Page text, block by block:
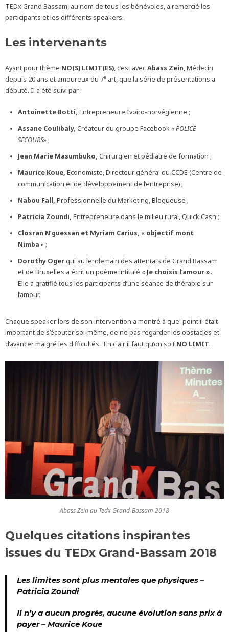
TEDx Grand Bassam, au nom de tous les bénévoles, a remercié les
participants et les différents speakers.
Les intervenants
Ayant pour thème NO(S) LIMIT(ES), c’est avecAbass Zein, Médecin
depuis 20 ans et amoureux du 7e art, que la série de présentations a
débuté. Il a été suivi par :
Antoinette Botti, Entrepreneure Ivoiro-norvégienne ;
Assane Coulibaly, Créateur du groupe Facebook« POLICE
SECOURS» ;
Jean Marie Masumbuko, Chirurgien et pédiatre de formation ;
Maurice Koue, Economiste, Directeur général du CCDE (Centre de
communication et de développement de l’entreprise) ;
Nabou Fall, Professionnelle du Marketing, Blogueuse ;
Patricia Zoundi, Entrepreneure dans le milieu rural, Quick Cash ;
Closran N’guessan et Myriam Carius, « objectif mont
Nimba » ;
Dorothy Ogerqui au lendemain des attentats de Grand Bassam
et de Bruxelles a écrit un poème intitulé « Je choisis l’amour ».
Elle a gratifié tous les participants d’une séance de thérapie sur
l’amour.
Chaque speaker lors de son intervention a montré à quel point il était
important de s’écouter soi-même, de ne pas regarder les obstacles et
d’avancer malgré les difficultés. En clair il faut qu’on soit NO LIMIT.
Abass Zein au Tedx Grand-Bassam 2018
Quelques citations inspirantes
issues du TEDx Grand-Bassam 2018
Les limites sont plus mentales que physiques –
Patricia Zoundi
Il n’y a aucun progrès, aucune évolution sans prix à
payer – Maurice Koue